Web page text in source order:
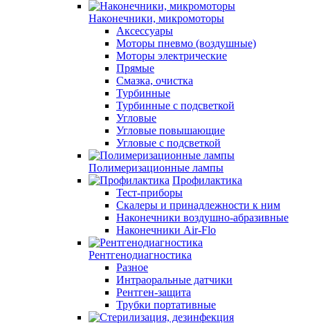
Наконечники, микромоторы
Аксессуары
Моторы пневмо (воздушные)
Моторы электрические
Прямые
Смазка, очистка
Турбинные
Турбинные с подсветкой
Угловые
Угловые повышающие
Угловые с подсветкой
Полимеризационные лампы
Профилактика
Тест-приборы
Скалеры и принадлежности к ним
Наконечники воздушно-абразивные
Наконечники Air-Flo
Рентгенодиагностика
Разное
Интраоральные датчики
Рентген-защита
Трубки портативные